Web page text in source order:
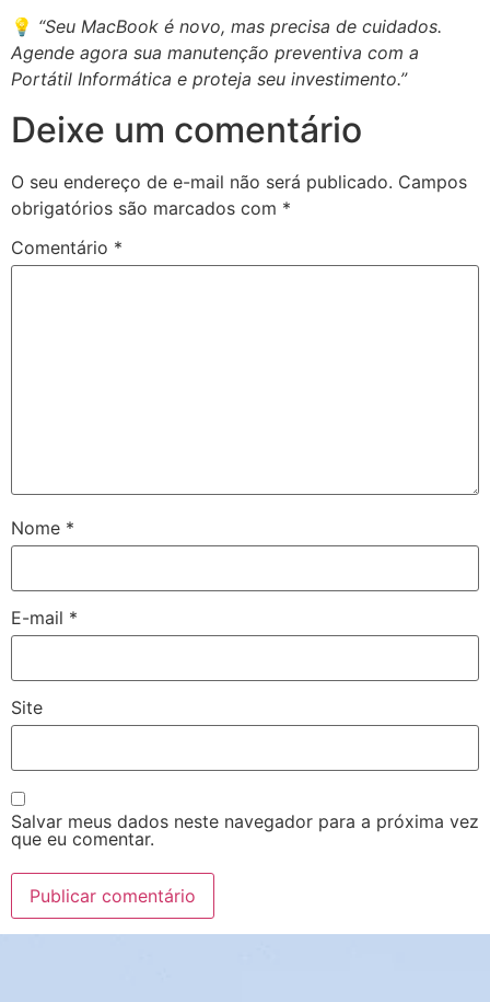
💡 “Seu MacBook é novo, mas precisa de cuidados.
Agende agora sua manutenção preventiva com a
Portátil Informática e proteja seu investimento.”
Deixe um comentário
O seu endereço de e-mail não será publicado. Campos
obrigatórios são marcados com *
Comentário *
Nome *
E-mail *
Site
Salvar meus dados neste navegador para a próxima vez
que eu comentar.